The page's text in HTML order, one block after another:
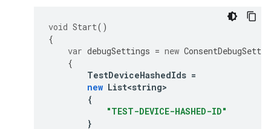
void Start()
{
var debugSettings = new
{
TestDeviceHashedIds =
new List<string>
{
"TEST-DEVICE-HASHED-ID"
}